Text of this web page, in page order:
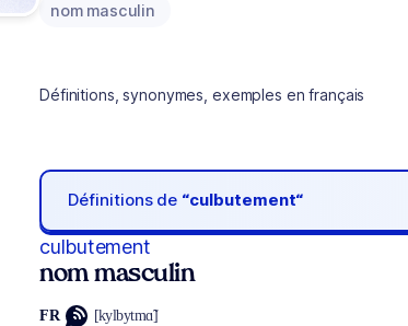
nom masculin
Définitions, synonymes, exemples en français
Définitions de “culbutement“
culbutement
nom masculin
FR [kylbytmɑ̃]